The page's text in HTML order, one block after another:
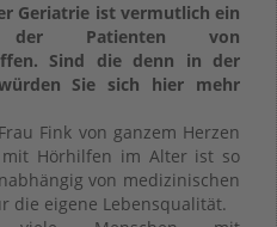
Geriatrie ist vermutlich ein
der Patienten von
Sind die denn in der
Sie sich hier mehr
Fink von ganzem Herzen
mit Hörhilfen im Alter ist so
von medizinischen
die eigene Lebensqualität.